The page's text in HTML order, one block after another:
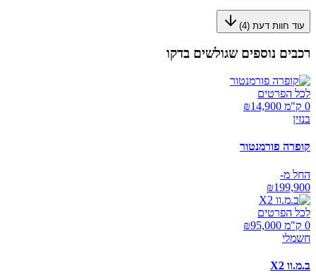
עוד חוות דעת (4
)
רכבים נוספים שגולשים בדקו
לכל הפרטים
0 ק"מ ₪
14,900
בנזין
קופרה פורמנטור
החל מ-
₪199,900
לכל הפרטים
0 ק"מ ₪
95,000
חשמלי
ב.מ.וו X2